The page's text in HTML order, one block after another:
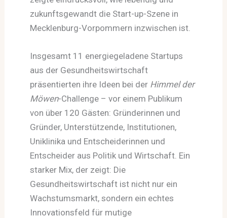
zukunftsgewandt die Start-up-Szene in
Mecklenburg-Vorpommern inzwischen ist.
Insgesamt 11 energiegeladene Startups
aus der Gesundheitswirtschaft
präsentierten ihre Ideen bei der Himmel der
Möwen-Challenge – vor einem Publikum
von über 120 Gästen: Gründerinnen und
Gründer, Unterstützende, Institutionen,
Uniklinika und Entscheiderinnen und
Entscheider aus Politik und Wirtschaft. Ein
starker Mix, der zeigt: Die
Gesundheitswirtschaft ist nicht nur ein
Wachstumsmarkt, sondern ein echtes
Innovationsfeld für mutige